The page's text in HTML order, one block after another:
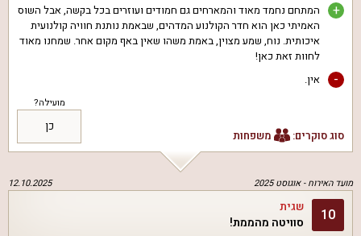
+
המתחם נחמד מאוד והמארחים גם חמודים ועוזרים בכל בקשה, אבל השוס
האמיתי כאן הוא חדר הקולנוע המדהים, שבאמת נותנת חוויה קולנועית
איכותית. נוח, שמע מצוין, באמת משהו שאין באף מקום אחר. שמחנו מאוד
לחוות זאת כאן!
- אין.
סוג סוקרים: משפחות
מועילה?
כן
מועד האירוח -אוגוסט 2025 12.10.2025
10 שגית
סוויטה מהממת!